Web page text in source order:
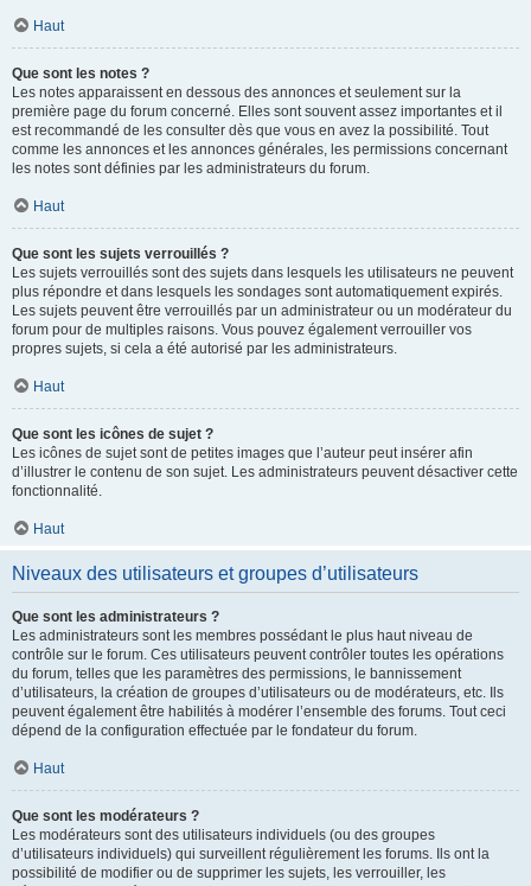
Haut
Que sont les notes ?
Les notes apparaissent en dessous des annonces et seulement sur la
première page du forum concerné. Elles sont souvent assez importantes et il
est recommandé de les consulter dès que vous en avez la possibilité. Tout
comme les annonces et les annonces générales, les permissions concernant
les notes sont définies par les administrateurs du forum.
Haut
Que sont les sujets verrouillés ?
Les sujets verrouillés sont des sujets dans lesquels les utilisateurs ne peuvent
plus répondre et dans lesquels les sondages sont automatiquement expirés.
Les sujets peuvent être verrouillés par un administrateur ou un modérateur du
forum pour de multiples raisons. Vous pouvez également verrouiller vos
propres sujets, si cela a été autorisé par les administrateurs.
Haut
Que sont les icônes de sujet ?
Les icônes de sujet sont de petites images que l’auteur peut insérer afin
d’illustrer le contenu de son sujet. Les administrateurs peuvent désactiver cette
fonctionnalité.
Haut
Niveaux des utilisateurs et groupes d’utilisateurs
Que sont les administrateurs ?
Les administrateurs sont les membres possédant le plus haut niveau de
contrôle sur le forum. Ces utilisateurs peuvent contrôler toutes les opérations
du forum, telles que les paramètres des permissions, le bannissement
d’utilisateurs, la création de groupes d’utilisateurs ou de modérateurs, etc. Ils
peuvent également être habilités à modérer l’ensemble des forums. Tout ceci
dépend de la configuration effectuée par le fondateur du forum.
Haut
Que sont les modérateurs ?
Les modérateurs sont des utilisateurs individuels (ou des groupes
d’utilisateurs individuels) qui surveillent régulièrement les forums. Ils ont la
possibilité de modifier ou de supprimer les sujets, les verrouiller, les